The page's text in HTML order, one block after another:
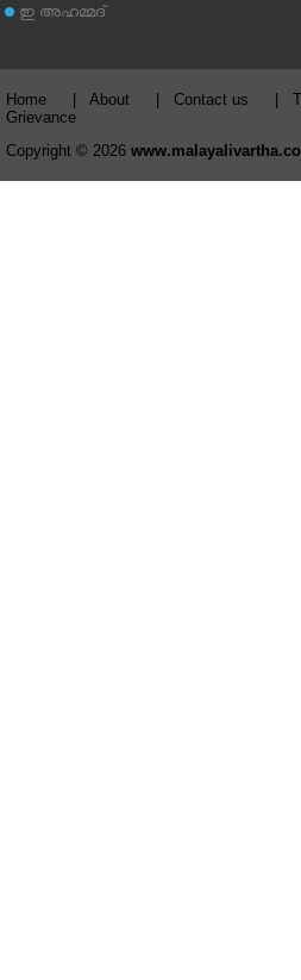
ഇ അഹമ്മദ്‌
Home About Contact us
Grievance
Copyright © 2026